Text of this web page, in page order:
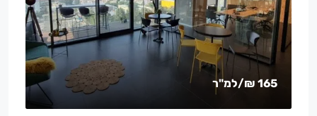
165 ₪ /למ"ר